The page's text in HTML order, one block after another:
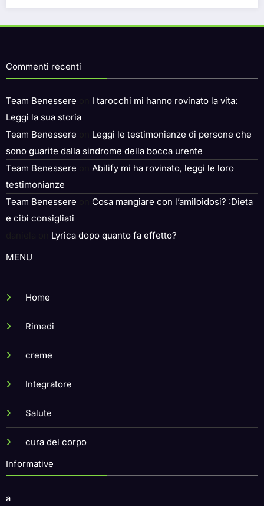
Commenti recenti
Team Benessere
I tarocchi mi hanno rovinato la vita:
Leggi la sua storia
Team Benessere
Leggi le testimonianze di persone che
sono guarite dalla sindrome della bocca urente
Team Benessere
Abilify mi ha rovinato, leggi le loro
testimonianze
Team Benessere
Cosa mangiare con l’amiloidosi? :Dieta
e cibi consigliati
Lyrica dopo quanto fa effetto?
MENU
Home
Rimedi
creme
Integratore
Salute
cura del corpo
Informative
a